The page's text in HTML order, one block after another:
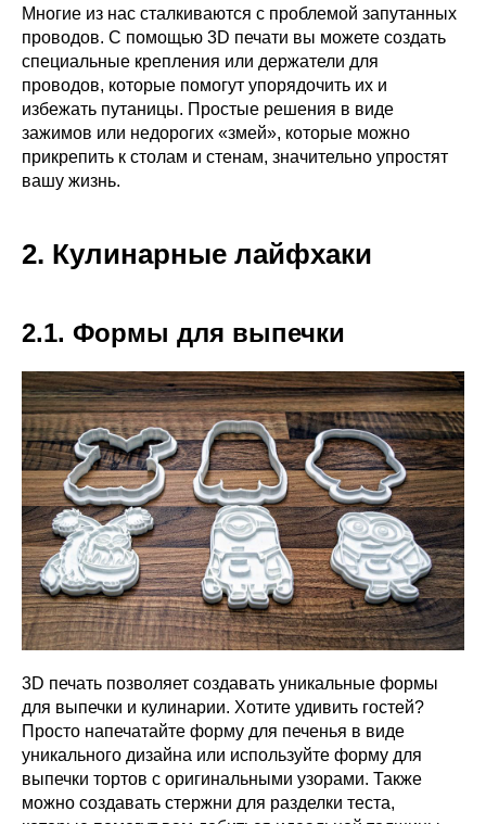
Многие из нас сталкиваются с проблемой запутанных
проводов. С помощью 3D печати вы можете создать
специальные крепления или держатели для
проводов, которые помогут упорядочить их и
избежать путаницы. Простые решения в виде
зажимов или недорогих «змей», которые можно
прикрепить к столам и стенам, значительно упростят
вашу жизнь.
2. Кулинарные лайфхаки
2.1. Формы для выпечки
3D печать позволяет создавать уникальные формы
для выпечки и кулинарии. Хотите удивить гостей?
Просто напечатайте форму для печенья в виде
уникального дизайна или используйте форму для
выпечки тортов с оригинальными узорами. Также
можно создавать стержни для разделки теста,